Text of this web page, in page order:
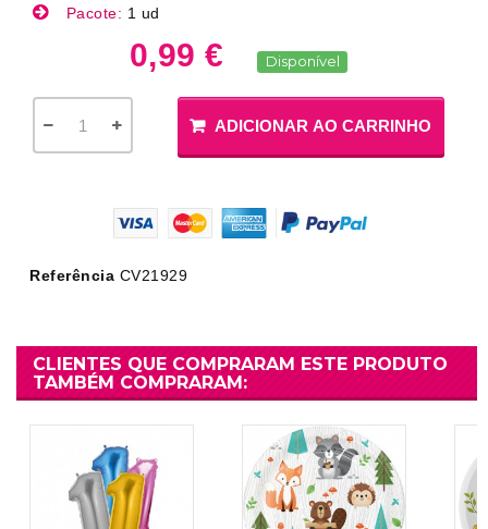
Pacote: 1 ud
0,99 € Disponível
ADICIONAR AO CARRINHO
Referência CV21929
CLIENTES QUE COMPRARAM ESTE PRODUTO
TAMBÉM COMPRARAM: